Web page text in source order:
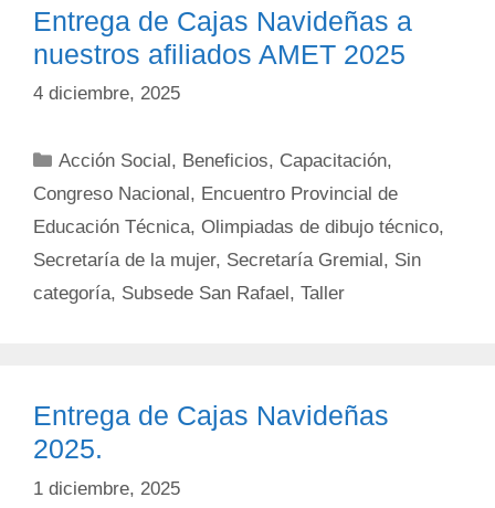
Entrega de Cajas Navideñas a
nuestros afiliados AMET 2025
4 diciembre, 2025
Categorías
Acción Social , Beneficios, Capacitación,
Congreso Nacional , Encuentro Provincial de
Educación Técnica, Olimpiadas de dibujo técnico,
Secretaría de la mujer, Secretaría Gremial , Sin
categoría, Subsede San Rafael , Taller
Entrega de Cajas Navideñas
2025.
1 diciembre, 2025